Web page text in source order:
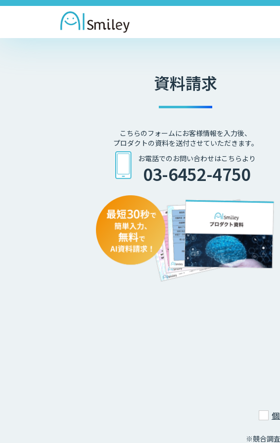
資料請求
こちらのフォームにお客様情報を入力後、
プロダクトの資料を送付させていただきます。
お電話でのお問い合わせはこちらより
03-6452-4750
※競合調